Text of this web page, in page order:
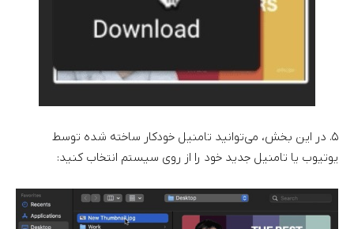
۵. در این بخش، می‌توانید تامنیل خودکار ساخته شده توسط
یوتیوب یا تامنیل جدید خود را از روی سیستم انتخاب کنید: